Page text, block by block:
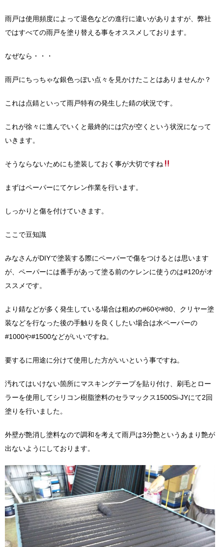
雨戸は使用頻度によって退色などの進行に違いがありますが、弊社
ではすべての雨戸を塗り替える事をオススメしております。
なぜなら・・・
雨戸にちっちゃな銀色っぽい点々を見かけたことはありませんか？
これは点錆といって雨戸特有の発生した錆の状況です。
これが徐々に進んでいくと最終的には穴が空くという状況になって
いきます。
そうならないためにも塗装しておく事が大切ですね
まずはペーパーにてケレン作業を行います。
しっかりと傷を付けていきます。
ここで豆知識
みなさんがDIYで塗装する際にペーパーで傷をつけるとは思います
が、ペーパーには番手があって塗る前のケレンに使うのは#120がオ
ススメです。
より錆などが多く発生している場合は粗めの#60や#80、クリヤー塗
装などを行なった後の手触りを良くしたい場合は水ペーパーの
#1000や#1500などがいいですね。
要するに用途に分けて使用した方がいいという事ですね。
汚れてはいけない箇所にマスキングテープを貼り付け、刷毛とロー
ラーを使用してシリコン樹脂塗料のセラマックス1500Si-JYにて2回
塗りを行いました。
外壁が艶消し塗料なので調和を考えて雨戸は3分艶というあまり艶が
出ないようにしております。